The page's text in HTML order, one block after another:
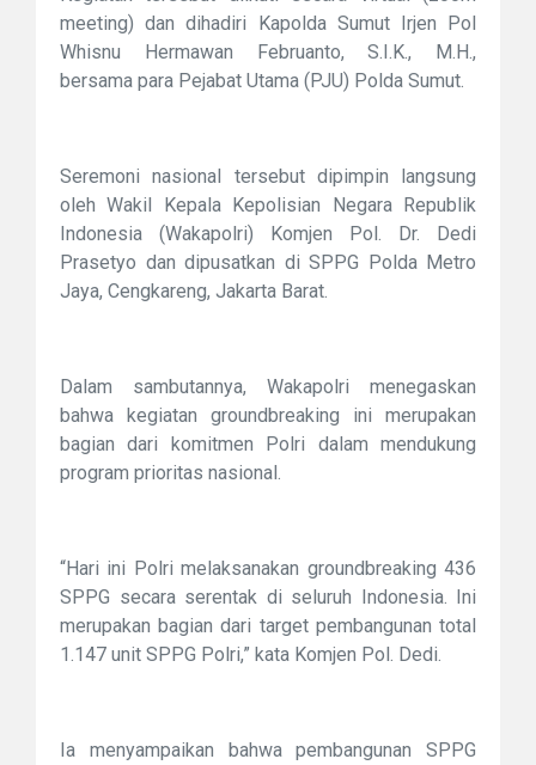
meeting) dan dihadiri Kapolda Sumut Irjen Pol
Whisnu Hermawan Februanto, S.I.K., M.H.,
bersama para Pejabat Utama (PJU) Polda Sumut.
Seremoni nasional tersebut dipimpin langsung
oleh Wakil Kepala Kepolisian Negara Republik
Indonesia (Wakapolri) Komjen Pol. Dr. Dedi
Prasetyo dan dipusatkan di SPPG Polda Metro
Jaya, Cengkareng, Jakarta Barat.
Dalam sambutannya, Wakapolri menegaskan
bahwa kegiatan groundbreaking ini merupakan
bagian dari komitmen Polri dalam mendukung
program prioritas nasional.
“Hari ini Polri melaksanakan groundbreaking 436
SPPG secara serentak di seluruh Indonesia. Ini
merupakan bagian dari target pembangunan total
1.147 unit SPPG Polri,” kata Komjen Pol. Dedi.
Ia menyampaikan bahwa pembangunan SPPG